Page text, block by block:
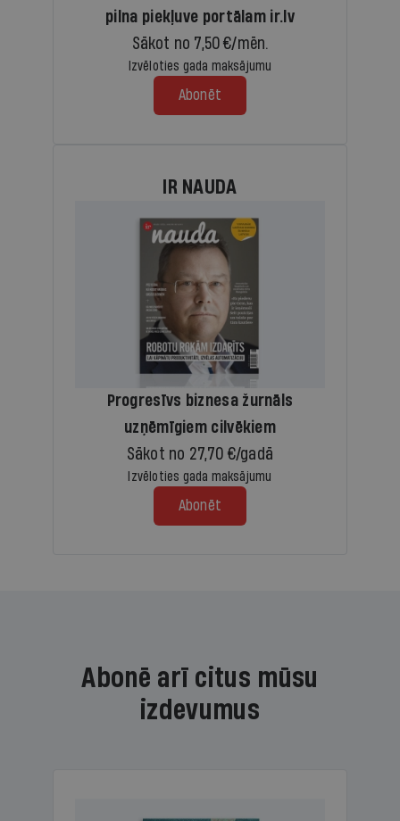
pilna piekļuve portālam ir.lv
Sākot no 7,50 €/mēn.
Izvēloties gada maksājumu
Abonēt
IR NAUDA
Progresīvs biznesa žurnāls
uzņēmīgiem cilvēkiem
Sākot no 27,70 €/gadā
Izvēloties gada maksājumu
Abonēt
Abonē arī citus mūsu
izdevumus